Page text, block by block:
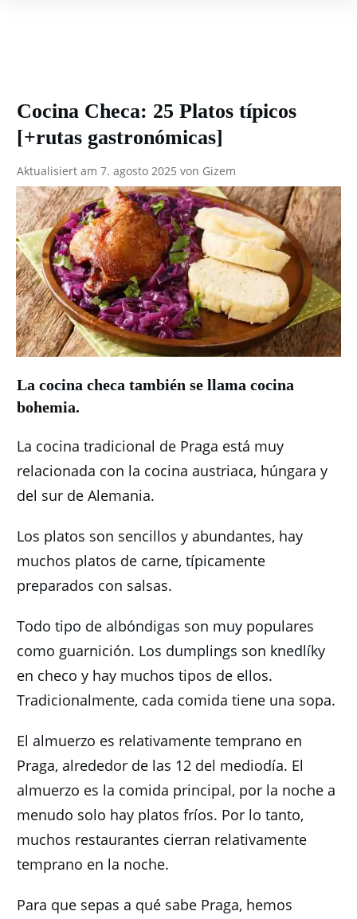
Cocina Checa: 25 Platos típicos
[+rutas gastronómicas]
Aktualisiert am 7. agosto 2025 von Gizem
La cocina checa también se llama cocina
bohemia.
La cocina tradicional de Praga está muy
relacionada con la cocina austriaca, húngara y
del sur de Alemania.
Los platos son sencillos y abundantes, hay
muchos platos de carne, típicamente
preparados con salsas.
Todo tipo de albóndigas son muy populares
como guarnición. Los dumplings son knedlíky
en checo y hay muchos tipos de ellos.
Tradicionalmente, cada comida tiene una sopa.
El almuerzo es relativamente temprano en
Praga, alrededor de las 12 del mediodía. El
almuerzo es la comida principal, por la noche a
menudo solo hay platos fríos. Por lo tanto,
muchos restaurantes cierran relativamente
temprano en la noche.
Para que sepas a qué sabe Praga, hemos